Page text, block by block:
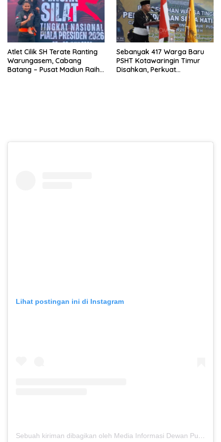
Atlet Cilik SH Terate Ranting
Warungasem, Cabang
Batang – Pusat Madiun Raih
Sebanyak 417 Warga Baru
PSHT Kotawaringin Timur
Disahkan, Perkuat
Lihat postingan ini di Instagram
Sebuah kiriman dibagikan oleh Media Informasi Dewan Pusat Persaudaraan Setia Hati Terate (@media.dewanpusat)